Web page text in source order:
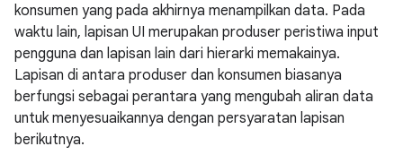
konsumen yang pada akhirnya menampilkan data. Pada
waktu lain, lapisan UI merupakan produser peristiwa input
pengguna dan lapisan lain dari hierarki memakainya.
Lapisan di antara produser dan konsumen biasanya
berfungsi sebagai perantara yang mengubah aliran data
untuk menyesuaikannya dengan persyaratan lapisan
berikutnya.